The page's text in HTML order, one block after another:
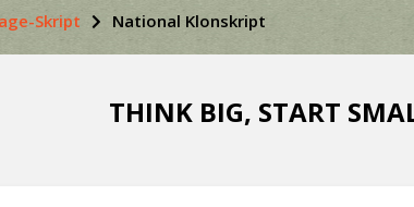
Skript National Klonskript
THINK BIG, START